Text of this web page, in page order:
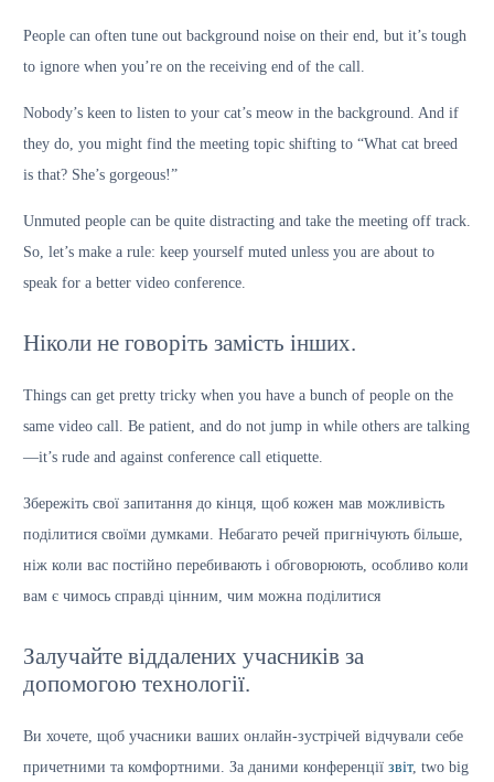
People can often tune out background noise on their end, but it’s tough
to ignore when you’re on the receiving end of the call.
Nobody’s keen to listen to your cat’s meow in the background. And if
they do, you might find the meeting topic shifting to “What cat breed
is that? She’s gorgeous!”
Unmuted people can be quite distracting and take the meeting off track.
So, let’s make a rule: keep yourself muted unless you are about to
speak for a better video conference.
Ніколи не говоріть замість інших.
Things can get pretty tricky when you have a bunch of people on the
same video call. Be patient, and do not jump in while others are talking
—it’s rude and against conference call etiquette.
Збережіть свої запитання до кінця, щоб кожен мав можливість
поділитися своїми думками. Небагато речей пригнічують більше,
ніж коли вас постійно перебивають і обговорюють, особливо коли
вам є чимось справді цінним, чим можна поділитися
Залучайте віддалених учасників за
допомогою технології.
Ви хочете, щоб учасники ваших онлайн-зустрічей відчували себе
причетними та комфортними. За даними конференції звіт, two big